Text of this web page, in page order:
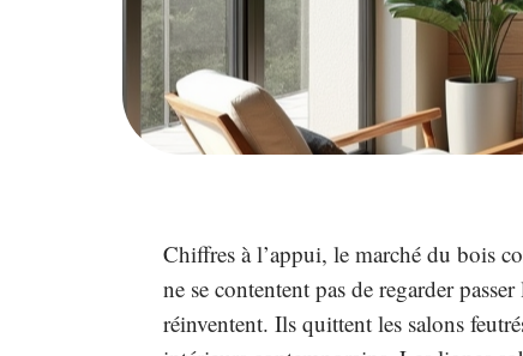
Chiffres à l’appui, le marché du bois
ne se contentent pas de regarder
réinventent. Ils quittent les salons